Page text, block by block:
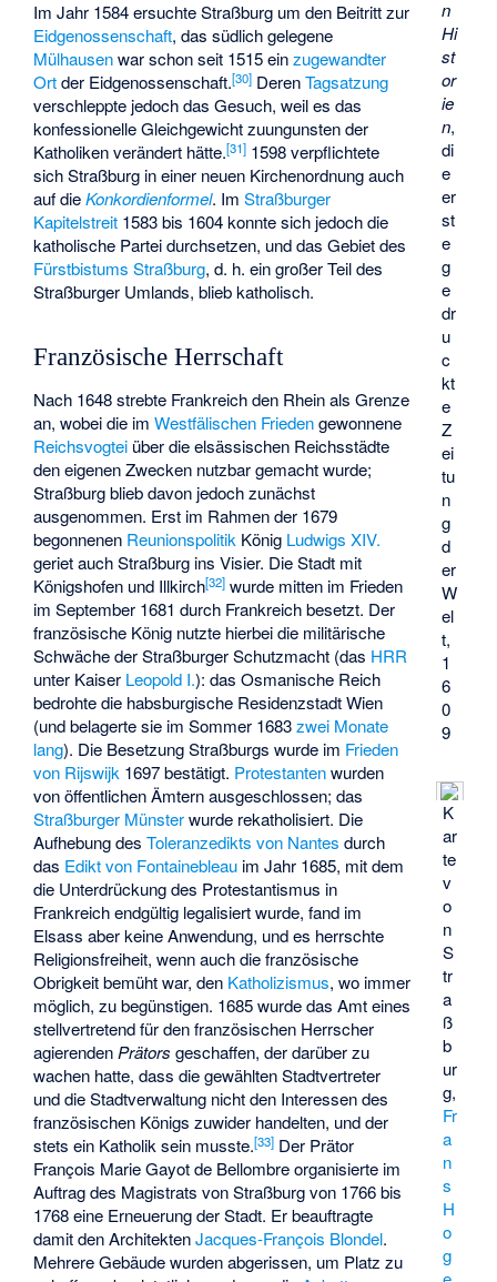
n
Hi
st
or
ie
n,
di
e
er
st
e
g
e
dr
u
c
kt
e
Z
ei
tu
n
g
d
er
W
el
t,
1
6
0
9
K
ar
te
v
o
n
S
tr
a
ß
b
ur
g,
Fr
a
n
s
H
o
g
Im Jahr 1584 ersuchte Straßburg um den Beitritt zur
Eidgenossenschaft, das südlich gelegene
Mülhausenwar schon seit 1515 einzugewandter
Ortder Eidgenossenschaft.[30] DerenTagsatzung
verschleppte jedoch das Gesuch, weil es das
konfessionelle Gleichgewicht zuungunsten der
Katholiken verändert hätte.[31] 1598 verpflichtete
sich Straßburg in einer neuen Kirchenordnung auch
auf dieKonkordienformel. ImStraßburger
Kapitelstreit 1583 bis 1604 konnte sich jedoch die
katholische Partei durchsetzen, und das Gebiet des
Fürstbistums Straßburg, d. h. ein großer Teil des
Straßburger Umlands, blieb katholisch.
Französische Herrschaft
Nach 1648 strebte Frankreich den Rhein als Grenze
an, wobei die imWestfälischen Friedengewonnene
Reichsvogtei über die elsässischen Reichsstädte
den eigenen Zwecken nutzbar gemacht wurde;
Straßburg blieb davon jedoch zunächst
ausgenommen. Erst im Rahmen der 1679
begonnenen Reunionspolitik König Ludwigs XIV.
geriet auch Straßburg ins Visier. Die Stadt mit
Königshofen und Illkirch[32] wurde mitten im Frieden
im September 1681 durch Frankreich besetzt. Der
französische König nutzte hierbei die militärische
Schwäche der Straßburger Schutzmacht (das HRR
unter Kaiser Leopold I.): das Osmanische Reich
bedrohte die habsburgische Residenzstadt Wien
(und belagerte sie im Sommer 1683zwei Monate
lang). Die Besetzung Straßburgs wurde im Frieden
von Rijswijk 1697 bestätigt. Protestantenwurden
von öffentlichen Ämtern ausgeschlossen; das
Straßburger Münsterwurde rekatholisiert. Die
Aufhebung desToleranzedikts von Nantes durch
das Edikt von Fontainebleau im Jahr 1685, mit dem
die Unterdrückung des Protestantismus in
Frankreich endgültig legalisiert wurde, fand im
Elsass aber keine Anwendung, und es herrschte
Religionsfreiheit, wenn auch die französische
Obrigkeit bemüht war, den Katholizismus, wo immer
möglich, zu begünstigen. 1685 wurde das Amt eines
stellvertretend für den französischen Herrscher
agierendenPrätors geschaffen, der darüber zu
wachen hatte, dass die gewählten Stadtvertreter
und die Stadtverwaltung nicht den Interessen des
französischen Königs zuwider handelten, und der
stets ein Katholik sein musste.[33] Der Prätor
François Marie Gayot de Bellombre organisierte im
Auftrag des Magistrats von Straßburg von 1766 bis
1768 eine Erneuerung der Stadt. Er beauftragte
damit den ArchitektenJacques-François Blondel.
Mehrere Gebäude wurden abgerissen, um Platz zu